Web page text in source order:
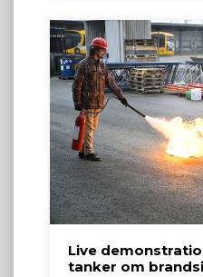
Live
tanker om